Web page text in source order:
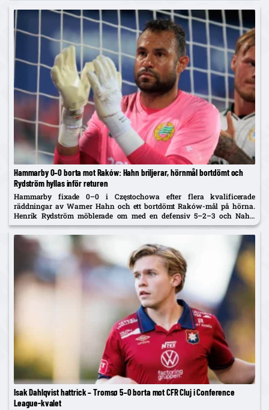
Hammarby 0–0 borta mot Raków: Hahn briljerar, hörnmål bortdömt och
Rydström hyllas inför returen
Hammarby fixade 0–0 i Częstochowa efter flera kvalificerade
räddningar av Warner Hahn och ett bortdömt Raków-mål på hörna.
Henrik Rydström möblerade om med en defensiv 5–2–3 och Nahir
Besara som falsk nia – och får beröm av spelarna. Returen spelas...
Isak Dahlqvist hattrick – Tromsø 5–0 borta mot CFR Cluj i Conference
League-kvalet